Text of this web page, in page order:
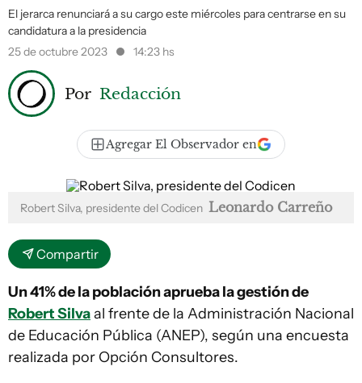
El jerarca renunciará a su cargo este miércoles para centrarse en su
candidatura a la presidencia
25 de octubre 2023
14:23 hs
Por Redacción
Agregar El Observador en
Robert Silva, presidente del Codicen Leonardo Carreño
Compartir
Un 41% de la población aprueba la gestión de
Robert Silvaal frente de la Administración Nacional
de Educación Pública (ANEP), según una encuesta
realizada por Opción Consultores.